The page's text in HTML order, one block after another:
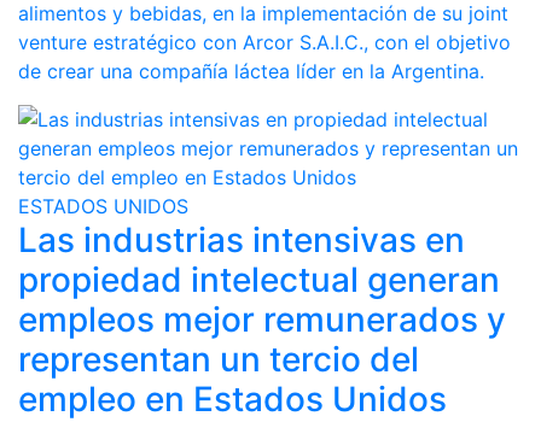
alimentos y bebidas, en la implementación de su joint
venture estratégico con Arcor S.A.I.C., con el objetivo
de crear una compañía láctea líder en la Argentina.
ESTADOS UNIDOS
Las industrias intensivas en
propiedad intelectual generan
empleos mejor remunerados y
representan un tercio del
empleo en Estados Unidos